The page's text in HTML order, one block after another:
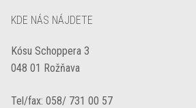
KDE NÁS NÁJDETE
Kósu Schoppera 3
048 01 Rožňava
Tel/fax: 058/ 731 00 57